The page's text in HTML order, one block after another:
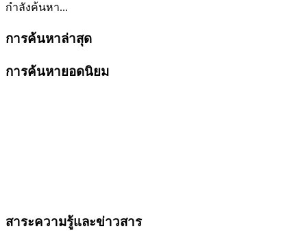
กำลังค้นหา...
การค้นหาล่าสุด
การค้นหายอดนิยม
สาระความรู้และข่าวสาร